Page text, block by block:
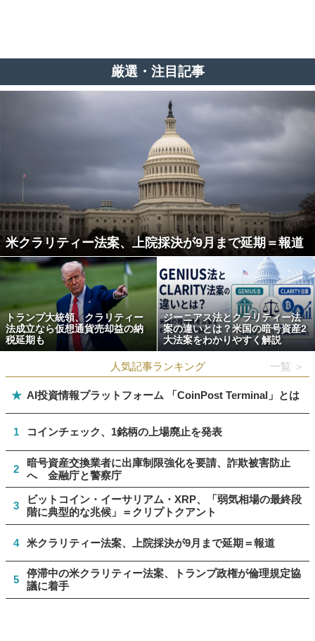
厳選・注目記事
米クラリティー法案、上院採決が9月まで延期＝報道
トランプ大統領、クラリティー
法成立なら仮想通貨売却益の納
税延期も
ジーニアス法とクラリティー法
案の違いとは？米国の暗号資産2
大法案をわかりやすく解説
人気記事ランキング 一覧 ＞
★ AI投資情報プラットフォーム 「CoinPost Terminal」とは
1 コインチェック、1銘柄の上場廃止を発表
2
暗号資産交換業者に出庫制限強化を要請、詐欺被害防止
へ 金融庁と警察庁
3
ビットコイン・イーサリアム・XRP、「弱気相場の最終段
階に典型的な兆候」＝クリプトクアント
4 米クラリティー法案、上院採決が9月まで延期＝報道
5
停滞中の米クラリティー法案、トランプ政権が倫理規定協
議に着手